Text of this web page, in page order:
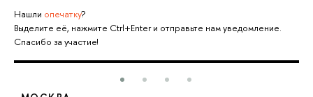
Нашли опечатку?
Выделите её, нажмите Ctrl+Enter и отправьте нам уведомление.
Спасибо за участие!